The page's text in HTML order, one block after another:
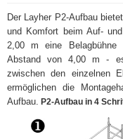
Der Layher P2-Aufbau
und Komfort beim Auf-
2,00 m eine Belagbühne
Abstand von 4,00 m -
zwischen den einzelnen
ermöglichen die
Aufbau. P2-Aufbau in 4